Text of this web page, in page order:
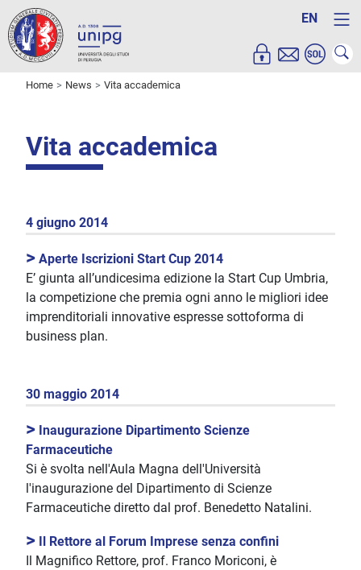
EN
Home News Vita accademica
Vita accademica
4 giugno 2014
> Aperte Iscrizioni Start Cup 2014
E’ giunta all’undicesima edizione la Start Cup Umbria,
la competizione che premia ogni anno le migliori idee
imprenditoriali innovative espresse sottoforma di
business plan.
30 maggio 2014
> Inaugurazione Dipartimento Scienze
Farmaceutiche
Si è svolta nell'Aula Magna dell'Università
l'inaugurazione del Dipartimento di Scienze
Farmaceutiche diretto dal prof. Benedetto Natalini.
>
Il Rettore al Forum Imprese senza confini
Il Magnifico Rettore, prof. Franco Moriconi, è